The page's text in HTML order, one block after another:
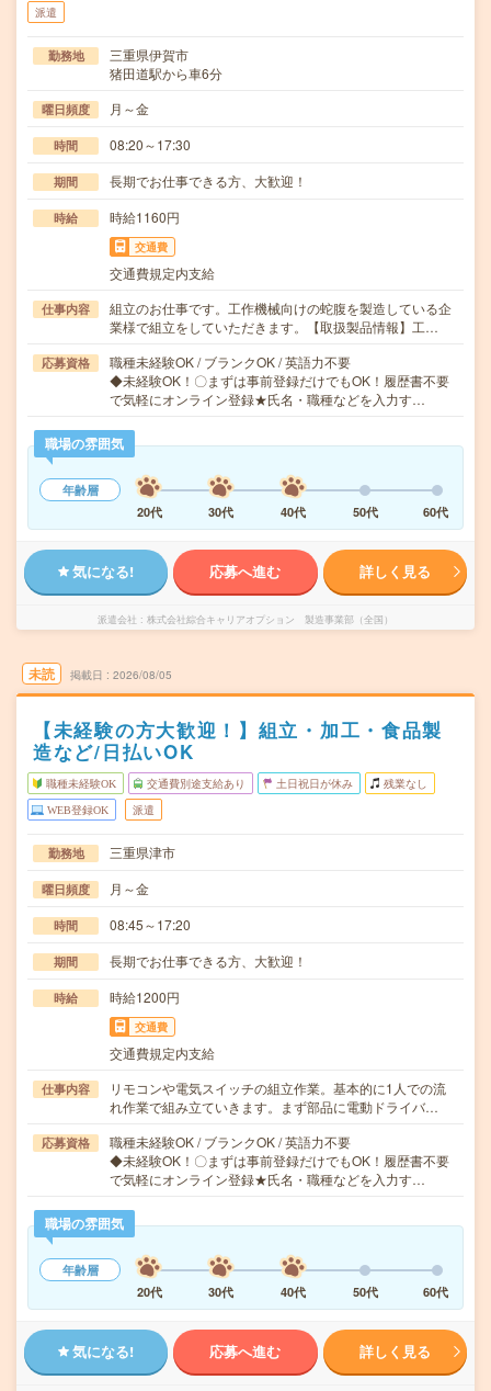
派遣
勤務地
三重県伊賀市
猪田道駅から車6分
曜日頻度 月～金
時間 08:20～17:30
期間 長期でお仕事できる方、大歓迎！
時給 時給1160円
交通費
交通費規定内支給
仕事内容
組立のお仕事です。工作機械向けの蛇腹を製造している企
業様で組立をしていただきます。【取扱製品情報】工…
応募資格
職種未経験OK / ブランクOK / 英語力不要
◆未経験OK！〇まずは事前登録だけでもOK！履歴書不要
で気軽にオンライン登録★氏名・職種などを入力す…
職場の雰囲気
年齢層
20代
30代 40代 50代 60代
気になる! 応募へ進む 詳しく見る
派遣会社 株式会社綜合キャリアオプション 製造事業部（全国）
未読 掲載日 2026/08/05
【未経験の方大歓迎！】組立・加工・食品製
造など/日払いOK
職種未経験OK 交通費別途支給あり 土日祝日が休み 残業なし
WEB登録OK 派遣
勤務地 三重県津市
曜日頻度 月～金
時間 08:45～17:20
期間 長期でお仕事できる方、大歓迎！
時給 時給1200円
交通費
交通費規定内支給
仕事内容
リモコンや電気スイッチの組立作業。基本的に1人での流
れ作業で組み立ていきます。まず部品に電動ドライバ…
応募資格
職種未経験OK / ブランクOK / 英語力不要
◆未経験OK！〇まずは事前登録だけでもOK！履歴書不要
で気軽にオンライン登録★氏名・職種などを入力す…
職場の雰囲気
年齢層
20代
30代 40代 50代 60代
気になる! 応募へ進む 詳しく見る